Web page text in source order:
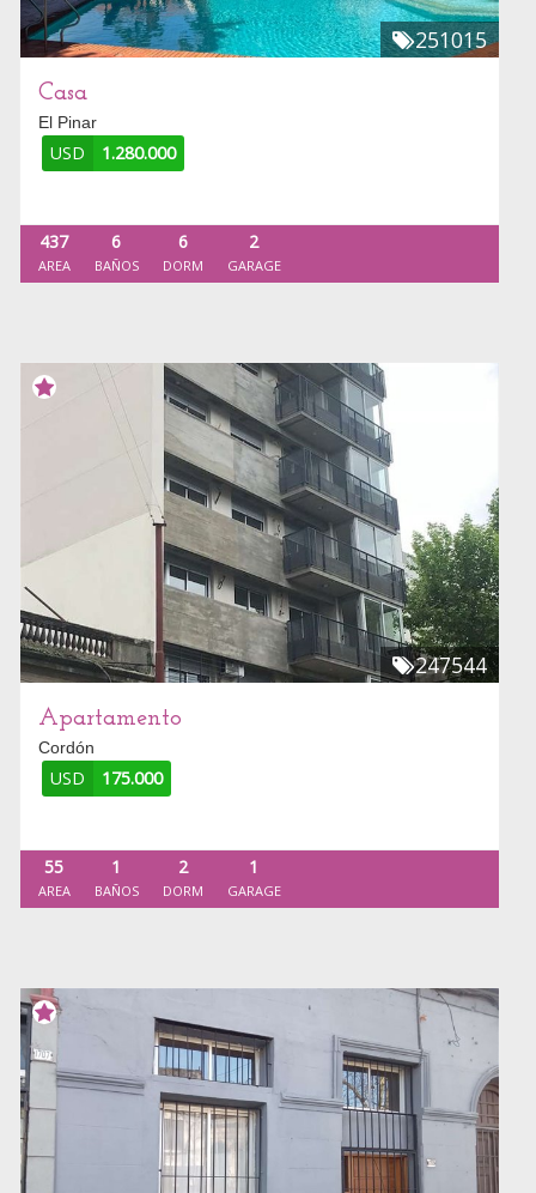
251015
Casa
El Pinar
USD 1.280.000
437
AREA
6
BAÑOS
6
DORM
2
GARAGE
247544
Apartamento
Cordón
USD 175.000
55
AREA
1
BAÑOS
2
DORM
1
GARAGE